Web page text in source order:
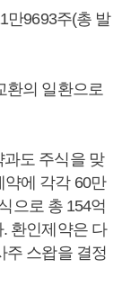
만9693주(총 발
환의 일환으로
과도 주식을 맞
약에 각각 60만
으로 총 154억
환인제약은 다
주 스왑을 결정